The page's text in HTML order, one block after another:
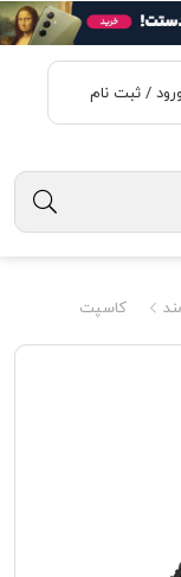
ورود / ثبت نام
کاسپت